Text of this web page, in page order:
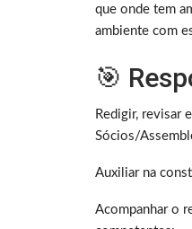
que onde tem
ambiente com
🎯
Redigir, revisar
Sócios/
Auxiliar na
Acompanhar o